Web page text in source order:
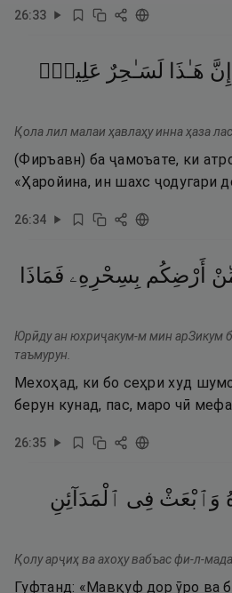
26:33
إِنَّ هَـٰذَا لَسَـٰحِرٌ عَلِيمٌۭ
Қола лил малаи ҳавлаҳу инна ҳаза
(Фиръавн) ба ҷамоъате, ки
«Ҳаройина, ин шахс ҷодугари
26:34
أَرْضِكُم بِسِحْرِهِۦ فَمَاذَا
Юрӣду ан юхриҷакум-м мин арЗикум
таъмурун.
Мехоҳад, ки бо сеҳри худ
берун кунад, пас, маро чӣ
26:35
وَٱبْعَثْ فِى ٱلْمَدَآئِنِ
Қолу арҷиҳ ва ахоҳу вабъас фи-л-
Гуфтанд: «Мавқуф дор ӯро ва